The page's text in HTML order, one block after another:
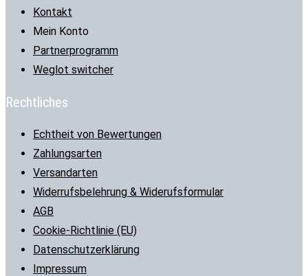
Kontakt
Mein Konto
Partnerprogramm
Weglot switcher
Rechtliches
Echtheit von Bewertungen
Zahlungsarten
Versandarten
Widerrufsbelehrung & Widerufsformular
AGB
Cookie-Richtlinie (EU)
Datenschutzerklärung
Impressum